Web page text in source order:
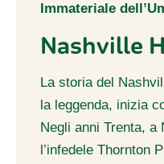
Immateriale
Nashville
La storia del
la leggenda, inizia
Negli anni Trenta, a
l’infedele Thornton